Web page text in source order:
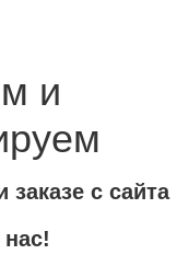
и
заказе с сайта